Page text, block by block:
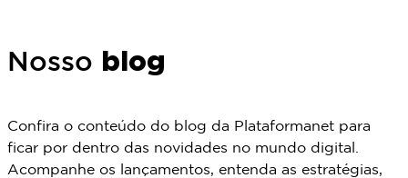
Nosso blog
Confira o conteúdo do blog da Plataformanet para
ficar por dentro das novidades no mundo digital.
Acompanhe os lançamentos, entenda as estratégias,